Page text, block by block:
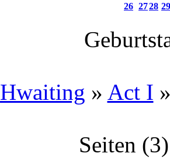
26 2728 29
Hwaiting » Act I
Seiten